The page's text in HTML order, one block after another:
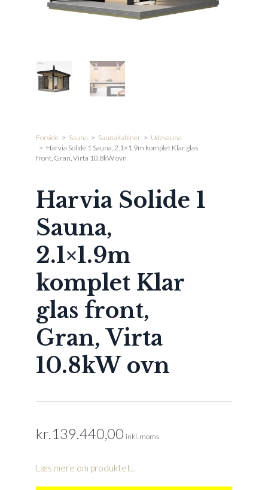
Forside > Sauna > Saunakabiner > Udesauna
> Harvia Solide 1 Sauna, 2.1×1.9m komplet Klar glas
front, Gran, Virta 10.8kW ovn
Harvia Solide 1
Sauna,
2.1×1.9m
komplet Klar
glas front,
Gran, Virta
10.8kW ovn
kr. 139.440,00 inkl. moms
Læs mere om produktet...